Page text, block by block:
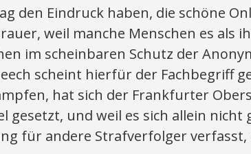
den Eindruck haben, die schöne
weil manche Menschen es als
im scheinbaren Schutz der
scheint hierfür der Fachbegriff
hat sich der Frankfurter
gesetzt, und weil es sich allein
für andere Strafverfolger verfasst,